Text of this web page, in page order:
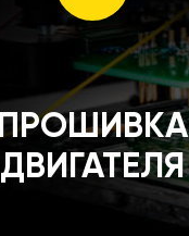
ПРОШИВКА
ДВИГАТЕЛЯ